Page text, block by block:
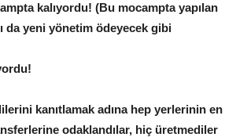
kalıyordu! (Bu mocampta yapılan
da yeni yönetim ödeyecek gibi
kanıtlamak adına hep yerlerinin en
odaklandılar, hiç üretmediler